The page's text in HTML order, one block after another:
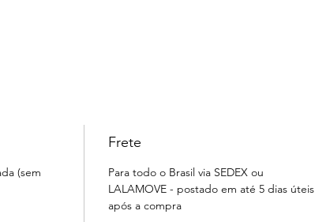
(sem
Frete
Para todo o Brasil via SEDEX ou
LALAMOVE - postado em até 5 dias úteis
após a compra